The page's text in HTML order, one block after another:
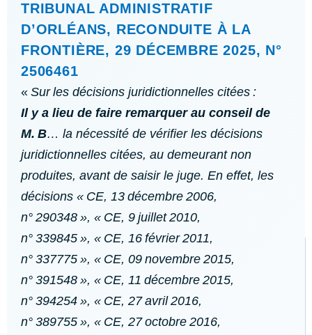
TRIBUNAL ADMINISTRATIF
D’ORLÉANS, RECONDUITE À LA
FRONTIÈRE, 29 DÉCEMBRE 2025, N°
2506461
« Sur les décisions juridictionnelles citées :
Il y a lieu de faire remarquer au conseil de
M. B… la nécessité de vérifier les décisions
juridictionnelles citées, au demeurant non
produites, avant de saisir le juge. En effet, les
décisions « CE, 13 décembre 2006,
n° 290348 », « CE, 9 juillet 2010,
n° 339845 », « CE, 16 février 2011,
n° 337775 », « CE, 09 novembre 2015,
n° 391548 », « CE, 11 décembre 2015,
n° 394254 », « CE, 27 avril 2016,
n° 389755 », « CE, 27 octobre 2016,